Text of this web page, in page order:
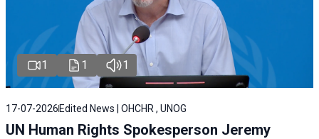
1 1 1
17-07-2026 Edited News | OHCHR , UNOG
UN Human Rights Spokesperson Jeremy